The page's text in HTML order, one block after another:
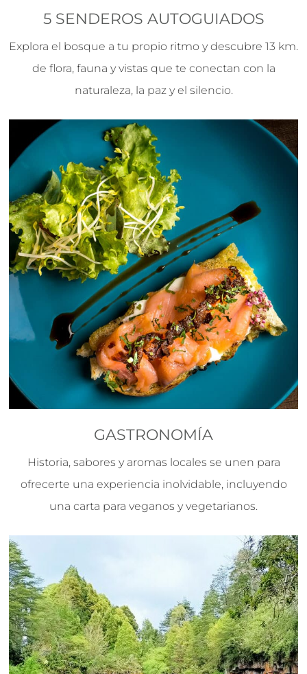
5 SENDEROS AUTOGUIADOS
Explora el bosque a tu propio ritmo y descubre 13 km.
de flora, fauna y vistas que te conectan con la
naturaleza, la paz y el silencio.
GASTRONOMÍA
Historia, sabores y aromas locales se unen para
ofrecerte una experiencia inolvidable, incluyendo
una carta para veganos y vegetarianos.